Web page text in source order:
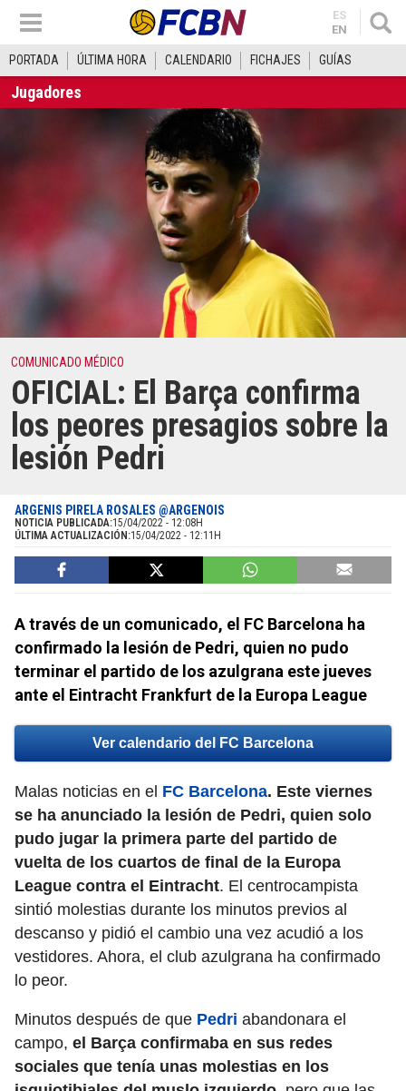
ES
EN
PORTADA ÚLTIMA HORA CALENDARIO FICHAJES GUÍAS
Jugadores
COMUNICADO MÉDICO
OFICIAL: El Barça confirma
los peores presagios sobre la
lesión Pedri
ARGENIS PIRELA ROSALES @ARGENOIS
NOTICIA PUBLICADA:15/04/2022 - 12:08H
ÚLTIMA ACTUALIZACIÓN:15/04/2022 - 12:11H
A través de un comunicado, el FC Barcelona ha
confirmado la lesión de Pedri, quien no pudo
terminar el partido de los azulgrana este jueves
ante el Eintracht Frankfurt de la Europa League
Ver calendario del FC Barcelona
Malas noticias en el FC Barcelona. Este viernes
se ha anunciado la lesión de Pedri, quien solo
pudo jugar la primera parte del partido de
vuelta de los cuartos de final de la Europa
League contra el Eintracht. El centrocampista
sintió molestias durante los minutos previos al
descanso y pidió el cambio una vez acudió a los
vestidores. Ahora, el club azulgrana ha confirmado
lo peor.
Minutos después de que Pedri abandonara el
campo, el Barça confirmaba en sus redes
sociales que tenía unas molestias en los